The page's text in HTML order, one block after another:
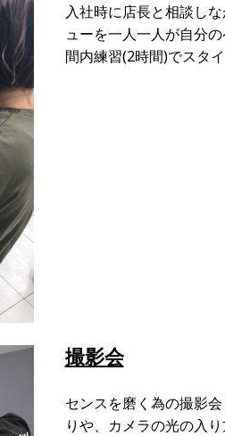
入社時に店長と相談し
ューを一人一人が自分
間内練習(2時間)でスタ
撮影会
センスを磨く為の撮影
りや、カメラの光の入